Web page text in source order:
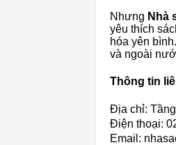
Nhưng Nhà
yêu thích
hóa yên
và ngoài
Thông tin
Địa chỉ:
Điện thoại:
Email: